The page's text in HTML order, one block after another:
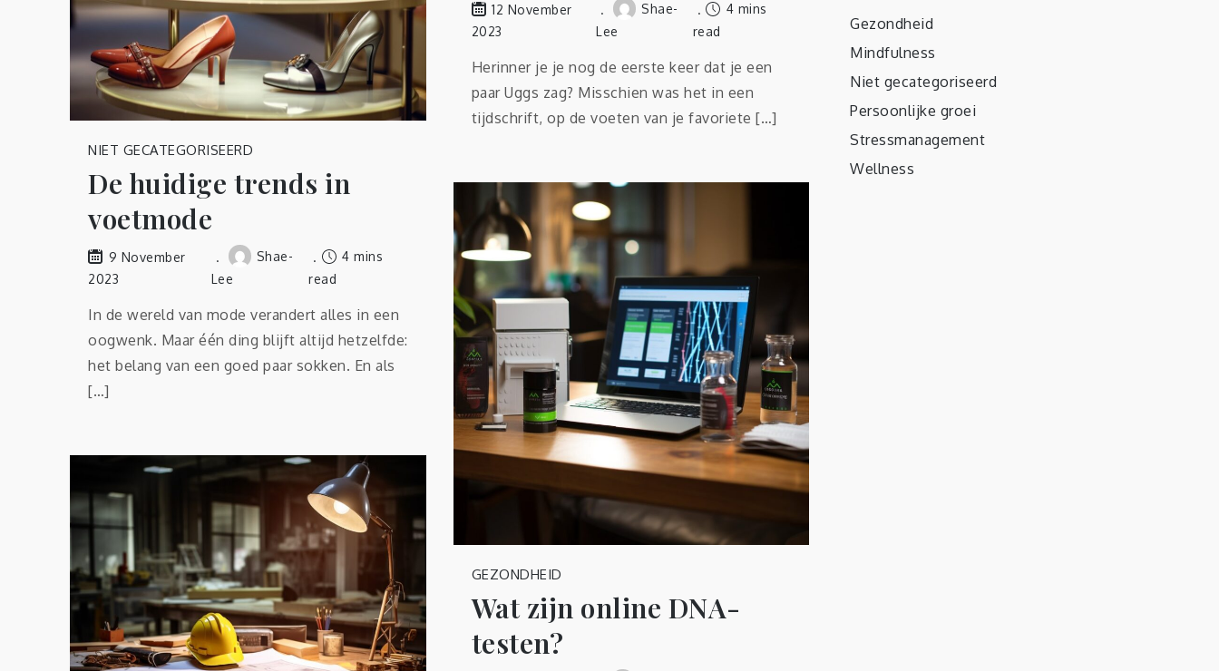
12 November
2023
Shae-
Lee
4 mins
read
Herinner je je nog de eerste keer dat je een
paar Uggs zag? Misschien was het in een
tijdschrift, op de voeten van je favoriete […]
NIET GECATEGORISEERD
De huidige trends in
voetmode
9 November
2023
Shae-
Lee
4 mins
read
In de wereld van mode verandert alles in een
oogwenk. Maar één ding blijft altijd hetzelfde:
het belang van een goed paar sokken. En als
[…]
GEZONDHEID
Wat zijn online DNA-
testen?
Gezondheid
Mindfulness
Niet gecategoriseerd
Persoonlijke groei
Stressmanagement
Wellness